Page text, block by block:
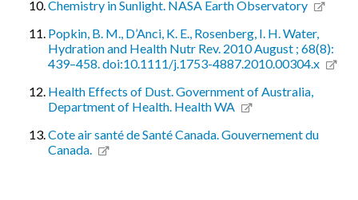
Chemistry in Sunlight. NASA Earth Observatory
Popkin, B. M., D’Anci, K. E., Rosenberg, I. H. Water,
Hydration and Health Nutr Rev. 2010 August ; 68(8):
439–458. doi:10.1111/j.1753-4887.2010.00304.x
Health Effects of Dust. Government of Australia,
Department of Health. Health WA
Cote air santé de Santé Canada. Gouvernement du
Canada.